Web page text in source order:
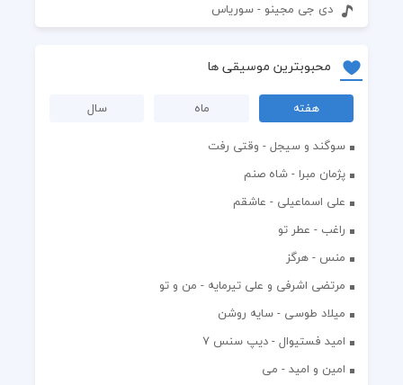
دی جی مجینو - سوریاس
محبوبترین موسیقی ها
هفته ماه
سال
سوگند و سیجل - وقتی رفت
پژمان مبرا - شاه صنم
علی اسماعیلی - عاشقم
راغب - عطر تو
منس - هرگز
مرتضی اشرفی و علی تیرمایه - من و تو
میلاد طوسی - سایه روشن
اميد فستيوال - ديپ سنس ۷
امین و امید - می